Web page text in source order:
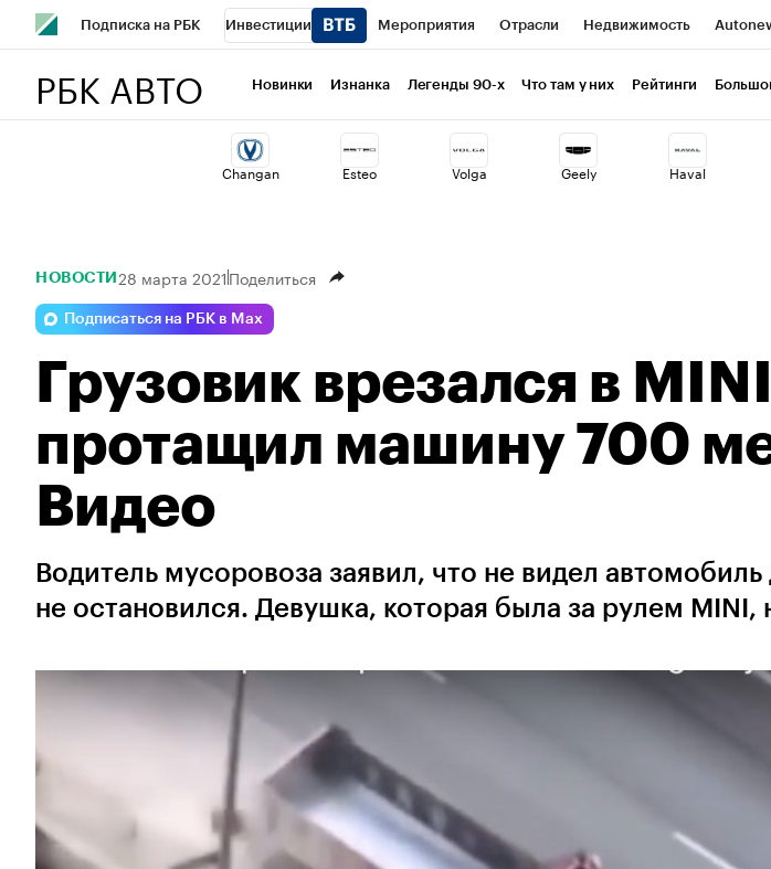
Подписка на РБК Инвестиции Мероприятия Отрасли Недвижимость
РБК Бизнес-среда Дискуссионный клуб Исследования Кредитные рейтинги
Проверка контрагентов Политика Экономика Бизнес Технологии и
РБК АВТО Новинки Изнанка Легенды 90-х Что там у них Рейтинги
Changan Esteo Volga Geely Haval
НОВОСТИ 28 марта 2021Поделиться
Подписаться на РБК в Max
Грузовик врезался в
протащил машину 700
Видео
Водитель мусоровоза заявил, что не видел
не остановился. Девушка, которая была за рулем MINI,